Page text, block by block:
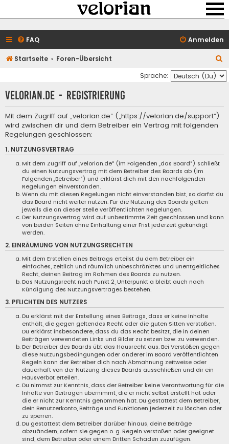
FAQ Anmelden
Startseite Foren-Übersicht
u
c
Sprache:
velorian.de - Registrierung
Mit dem Zugriff auf „velorian.de“ („https://velorian.de/support“)
wird zwischen dir und dem Betreiber ein Vertrag mit folgenden
Regelungen geschlossen:
1. NUTZUNGSVERTRAG
Mit dem Zugriff auf „velorian.de“ (im Folgenden „das Board“) schließt
du einen Nutzungsvertrag mit dem Betreiber des Boards ab (im
Folgenden „Betreiber“) und erklärst dich mit den nachfolgenden
Regelungen einverstanden.
Wenn du mit diesen Regelungen nicht einverstanden bist, so darfst du
das Board nicht weiter nutzen. Für die Nutzung des Boards gelten
jeweils die an dieser Stelle veröffentlichten Regelungen.
Der Nutzungsvertrag wird auf unbestimmte Zeit geschlossen und kann
von beiden Seiten ohne Einhaltung einer Frist jederzeit gekündigt
werden.
2. EINRÄUMUNG VON NUTZUNGSRECHTEN
Mit dem Erstellen eines Beitrags erteilst du dem Betreiber ein
einfaches, zeitlich und räumlich unbeschränktes und unentgeltliches
Recht, deinen Beitrag im Rahmen des Boards zu nutzen.
Das Nutzungsrecht nach Punkt 2, Unterpunkt a bleibt auch nach
Kündigung des Nutzungsvertrages bestehen.
3. PFLICHTEN DES NUTZERS
Du erklärst mit der Erstellung eines Beitrags, dass er keine Inhalte
enthält, die gegen geltendes Recht oder die guten Sitten verstoßen.
Du erklärst insbesondere, dass du das Recht besitzt, die in deinen
Beiträgen verwendeten Links und Bilder zu setzen bzw. zu verwenden.
Der Betreiber des Boards übt das Hausrecht aus. Bei Verstößen gegen
diese Nutzungsbedingungen oder anderer im Board veröffentlichten
Regeln kann der Betreiber dich nach Abmahnung zeitweise oder
dauerhaft von der Nutzung dieses Boards ausschließen und dir ein
Hausverbot erteilen.
Du nimmst zur Kenntnis, dass der Betreiber keine Verantwortung für die
Inhalte von Beiträgen übernimmt, die er nicht selbst erstellt hat oder
die er nicht zur Kenntnis genommen hat. Du gestattest dem Betreiber,
dein Benutzerkonto, Beiträge und Funktionen jederzeit zu löschen oder
zu sperren.
Du gestattest dem Betreiber darüber hinaus, deine Beiträge
abzuändern, sofern sie gegen o. g. Regeln verstoßen oder geeignet
sind, dem Betreiber oder einem Dritten Schaden zuzufügen.